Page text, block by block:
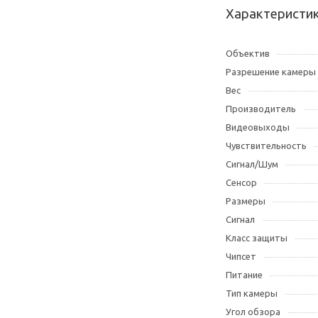
Объектив
Разрешение камеры
Вес
Производитель
Видеовыходы
Чувствительность
Сигнал/Шум
Сенсор
Размеры
Сигнал
Класс защиты
Чипсет
Питание
Тип камеры
Угол обзора